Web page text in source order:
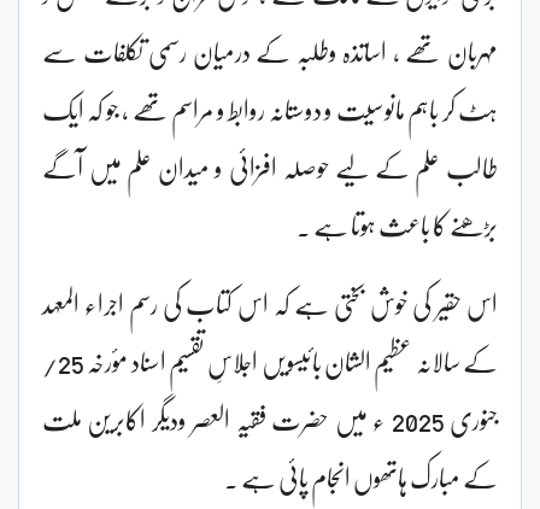
مہربان تھے ، اساتذہ وطلبہ کے درمیان رسمی تکلفات سے
ہٹ کر باہم مانوسیت و دوستانہ روابط و مراسم تھے ، جو کہ ایک
طالب علم کے لیے حوصلہ افزائی و میدان علم میں آگے
بڑھنے کا باعث ہوتا ہے ۔
اس حقیر کی خوش بختی ہے کہ اس کتاب کی رسم اجراء المعہد
کے سالانہ عظیم الشان بائیسویں اجلاسِ تقسیم اسناد مؤرخہ 25/
جنوری 2025 ء میں حضرت فقیہ العصر ودیگر اکابرین ملت
کے مبارک ہاتھوں انجام پائی ہے ۔